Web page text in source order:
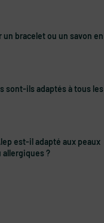
bracelet ou un savon en
sont-ils adaptés à tous les
est-il adapté aux peaux
allergiques ?